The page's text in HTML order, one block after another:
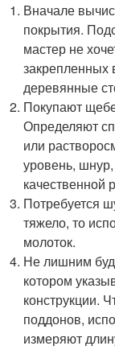
Вначале
покрытия.
мастер не
закрепленных
деревянные
Покупают
Определяют
или
уровень,
качественной
Потребуется
тяжело, то
молоток.
Не лишним
котором
конструкции.
поддонов,
измеряют